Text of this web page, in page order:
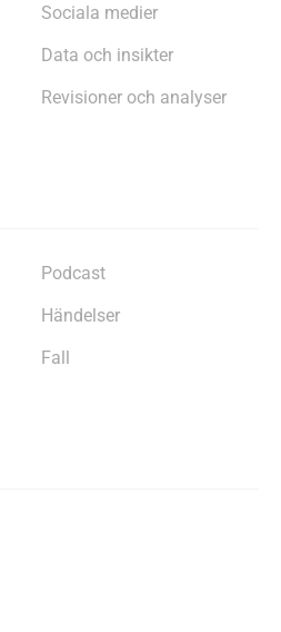
Sociala medier
Data och insikter
Revisioner och analyser
Podcast
Händelser
Fall